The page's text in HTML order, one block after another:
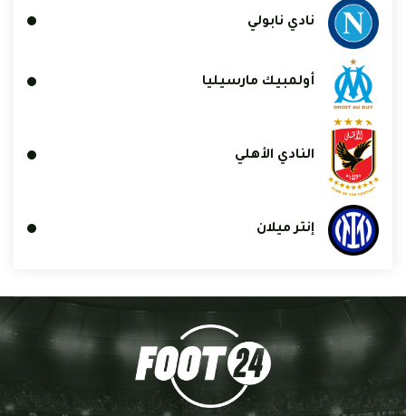
نادي نابولي
أولمبيك مارسيليا
النادي الأهلي
إنتر ميلان